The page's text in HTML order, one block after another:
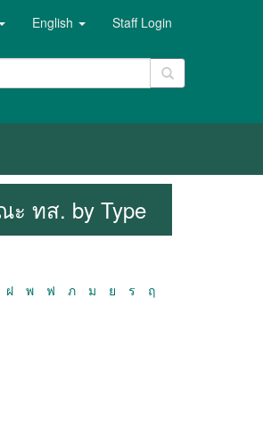
English Staff Login
ะ ทส. by Type
ฝ พ ฟ ภ ม ย ร
ฤ